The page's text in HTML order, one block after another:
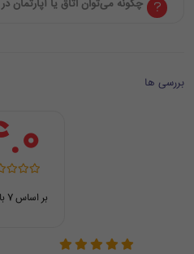
چگونه می‌توان اتاق یا آپارتمان
بررسی ها
بر اساس 7 بازخورد